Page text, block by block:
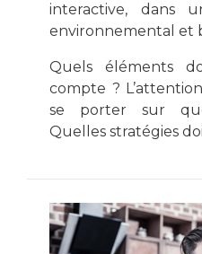
interactive, dans
environnemental et
Quels éléments
compte ?
se porter sur
Quelles stratégies